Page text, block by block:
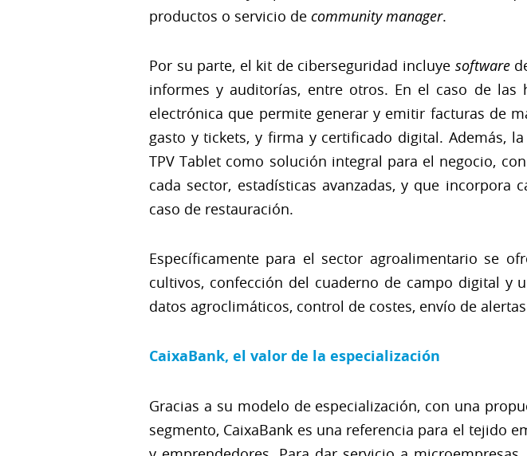
productos o servicio de community manager.
Por su parte, el kit de ciberseguridad incluye software
informes y auditorías, entre otros. En el caso de las
electrónica que permite generar y emitir facturas de
gasto y tickets, y firma y certificado digital. Además,
TPV Tablet como solución integral para el negocio,
cada sector, estadísticas avanzadas, y que
caso de restauración.
Específicamente para el sector agroalimentario se
cultivos, confección del cuaderno de campo digital y
datos agroclimáticos, control de costes, envío de
CaixaBank, el valor de la especialización
Gracias a su modelo de especialización, con una
segmento, CaixaBank es una referencia para el tejido